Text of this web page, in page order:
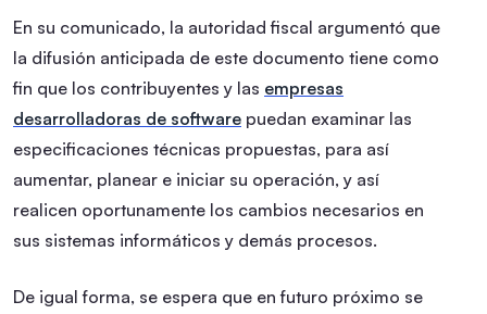
En su comunicado, la autoridad fiscal argumentó que
la difusión anticipada de este documento tiene como
fin que los contribuyentes y las empresas
desarrolladoras de software puedan examinar las
especificaciones técnicas propuestas, para así
aumentar, planear e iniciar su operación, y así
realicen oportunamente los cambios necesarios en
sus sistemas informáticos y demás procesos.
De igual forma, se espera que en futuro próximo se